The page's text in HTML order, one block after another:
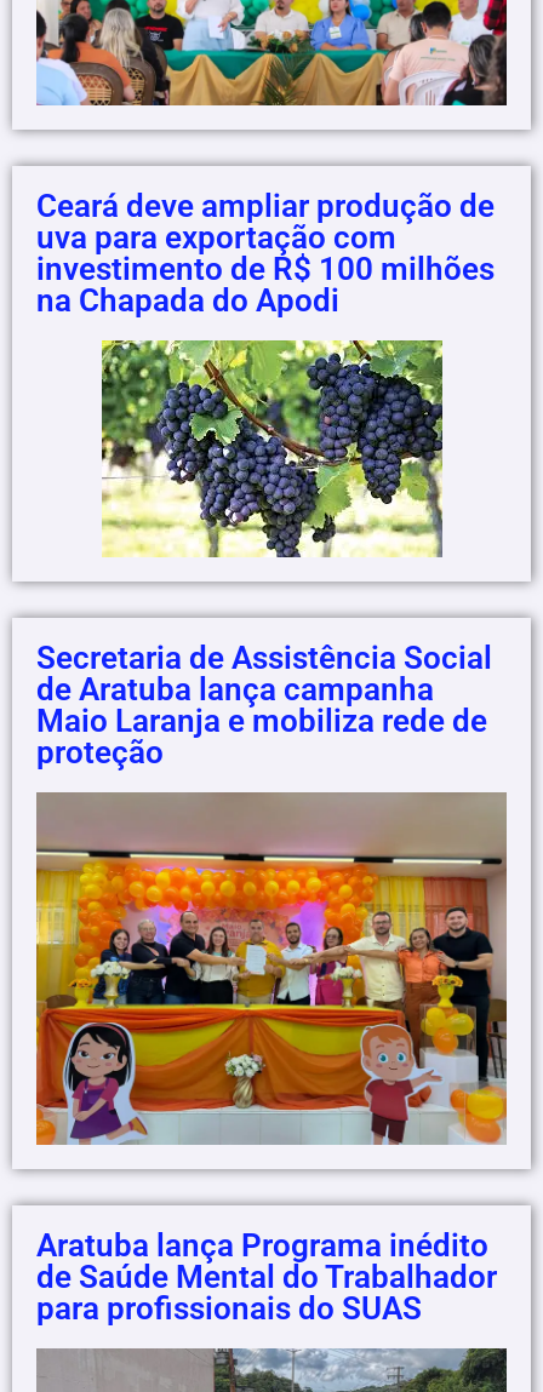
Ceará deve ampliar produção de
uva para exportação com
investimento de R$ 100 milhões
na Chapada do Apodi
Secretaria de Assistência Social
de Aratuba lança campanha
Maio Laranja e mobiliza rede de
proteção
Aratuba lança Programa inédito
de Saúde Mental do Trabalhador
para profissionais do SUAS